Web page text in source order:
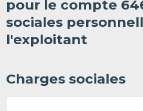
pour le compte
sociales
l'exploitant
Charges sociales